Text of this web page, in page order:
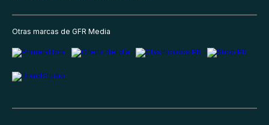
Otras marcas de GFR Media